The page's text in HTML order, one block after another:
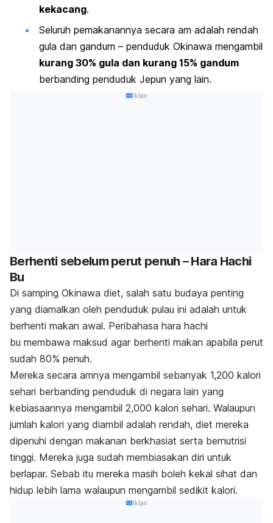
kekacang.
Seluruh pemakanannya secara am adalah rendah
gula dan gandum – penduduk Okinawa mengambil
kurang 30% gula dan kurang 15% gandum
berbanding penduduk Jepun yang lain.
Iklan
Berhenti sebelum perut penuh –Hara Hachi
Bu
Di samping Okinawa diet, salah satu budaya penting
yang diamalkan oleh penduduk pulau ini adalah untuk
berhenti makan awal. Peribahasa hara hachi
bu membawa maksud agar berhenti makan apabila perut
sudah 80% penuh.
Mereka secara amnya mengambil sebanyak 1,200 kalori
sehari berbanding penduduk di negara lain yang
kebiasaannya mengambil 2,000 kalori sehari. Walaupun
jumlah kalori yang diambil adalah rendah, diet mereka
dipenuhi dengan makanan berkhasiat serta bernutrisi
tinggi. Mereka juga sudah membiasakan diri untuk
berlapar. Sebab itu mereka masih boleh kekal sihat dan
hidup lebih lama walaupun mengambil sedikit kalori.
Iklan